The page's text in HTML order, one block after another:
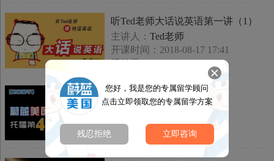
听Ted老师大话说英语第一讲（1）
主讲人： Ted老师
开课时间：2018-08-17 17:41
播放量（2644）
蔚蓝美国留学—托福第4讲
主讲人：臧老师
开课时间：2015-12-09 10:00
播放量（2976）
您好，我是您的专属留学顾问
点击立即领取您的专属留学方案
残忍拒绝 立即咨询